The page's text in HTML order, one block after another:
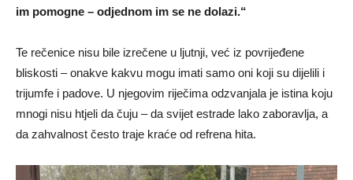
im pomogne – odjednom im se ne dolazi.“
Te rečenice nisu bile izrečene u ljutnji, već iz povrijeđene
bliskosti – onakve kakvu mogu imati samo oni koji su dijelili i
trijumfe i padove. U njegovim riječima odzvanjala je istina koju
mnogi nisu htjeli da čuju – da svijet estrade lako zaboravlja, a
da zahvalnost često traje kraće od refrena hita.